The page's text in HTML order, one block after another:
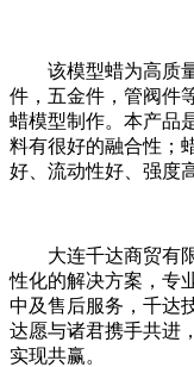
该模型蜡为高质
件，五金件，管阀件
蜡模型制作。本产品
料有很好的融合性；
好、流动性好、强度
大连千达商贸有
性化的解决方案，专
中及售后服务，千达
达愿与诸君携手共进
实现共赢。